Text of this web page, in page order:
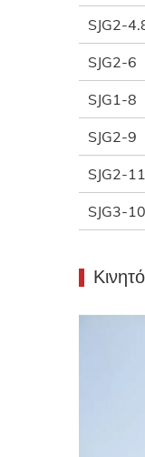
SJG2-
SJG2-6
SJG1-8
SJG2-9
SJG2-11
SJG3-10